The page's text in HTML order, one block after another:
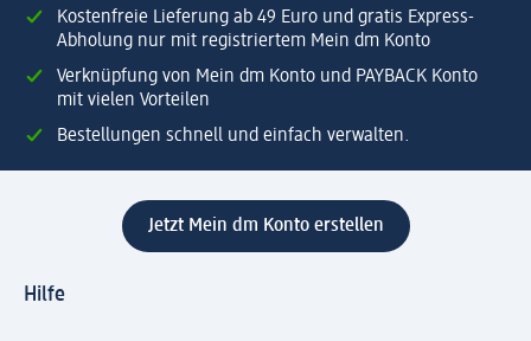
Kostenfreie Lieferung ab 49 Euro und gratis Express-
Abholung nur mit registriertem Mein dm Konto
Verknüpfung von Mein dm Konto und PAYBACK Konto
mit vielen Vorteilen
Bestellungen schnell und einfach verwalten.
Jetzt Mein dm Konto erstellen
Hilfe